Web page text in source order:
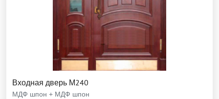
Входная дверь М240
МДФ шпон + МДФ шпон